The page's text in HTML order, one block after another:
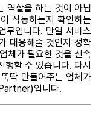
역할을 하는 것이 아닙
작동하는지 확인하는
무입니다. 만일 서비스
대응해줄 것인지 정확
체가 필요한 것을 신속
할 수 있습니다. 다시
딱 만들어주는 업체가
입니다.